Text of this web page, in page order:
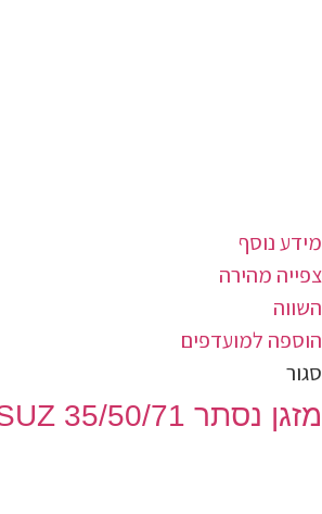
מידע נוסף
צפייה מהירה
השווה
הוספה למועדפים
סגור
מזגן נסתר SEZ-SUZ 35/50/71 הסדרה האופקית